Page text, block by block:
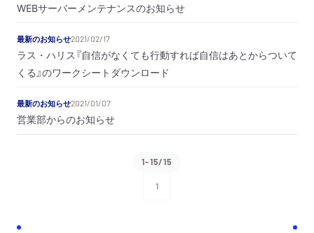
WEBサーバーメンテナンスのお知らせ
最新のお知らせ2021/02/17
ラス・ハリス『自信がなくても行動すれば自信はあとからついて
くる』のワークシートダウンロード
最新のお知らせ2021/01/07
営業部からのお知らせ
1-15/15
1